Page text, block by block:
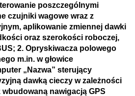
poszczególnymi
czujniki wagowe wraz z
aplikowanie zmiennej dawki
oraz szerokości roboczej,
2. Opryskiwacza polowego
m.in. w głowice
„Nazwa” sterujący
dawką cieczy w zależności
nawigacją GPS